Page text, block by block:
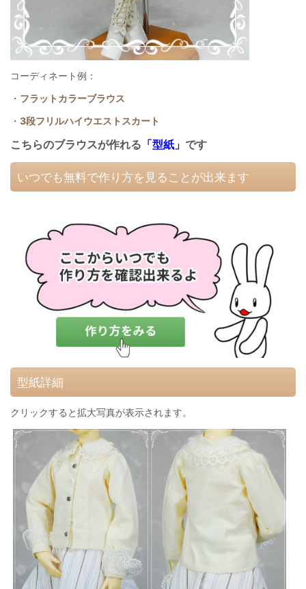
コーディネート例：
・ フラットカラーブラウス
・ 3段フリルハイウエストスカート
こちらのブラウスが作れる 「型紙」 です
いつでも無料で作り方を見ることが出来ます
型紙詳細
クリックすると拡大写真が表示されます。